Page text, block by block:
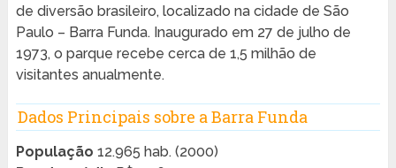
de diversão brasileiro, localizado na cidade de São
Paulo – Barra Funda. Inaugurado em 27 de julho de
1973, o parque recebe cerca de 1,5 milhão de
visitantes anualmente.
Dados Principais sobre a Barra Funda
População 12.965 hab. (2000)